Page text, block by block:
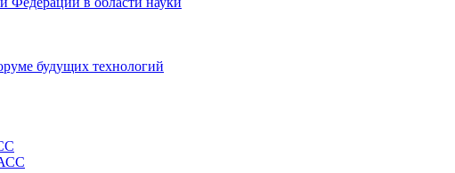
будущих технологий